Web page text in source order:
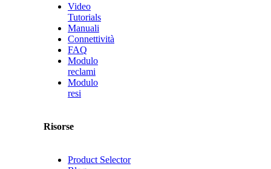
Video
Tutorials
Manuali
Connettività
FAQ
Modulo
reclami
Modulo
resi
Risorse
Product Selector